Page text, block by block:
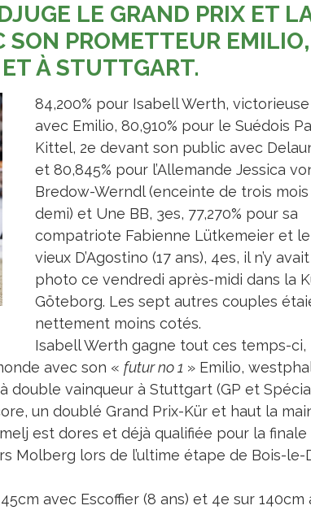
LE GRAND PRIX ET
SON PROMETTEUR EMILIO,
À STUTTGART.
84,200% pour Isabell Werth, victorieuse
avec Emilio, 80,910% pour le Suédois
Kittel, 2e devant son public avec
et 80,845% pour l’Allemande Jessica
Bredow-Werndl (enceinte de trois
demi) et Une BB, 3es, 77,270% pour sa
compatriote Fabienne Lütkemeier et
vieux D’Agostino (17 ans), 4es, il n’y
photo ce vendredi après-midi dans la
Göteborg. Les sept autres couples
nettement moins cotés.
Isabell Werth gagne tout ces temps-ci,
avec son « futur no 1 » Emilio,
double vainqueur à Stuttgart (GP et
un doublé Grand Prix-Kür et haut la
est dores et déjà qualifiée pour la finale
Molberg lors de l’ultime étape de Bois-le-
avec Escoffier (8 ans) et 4e sur 140cm